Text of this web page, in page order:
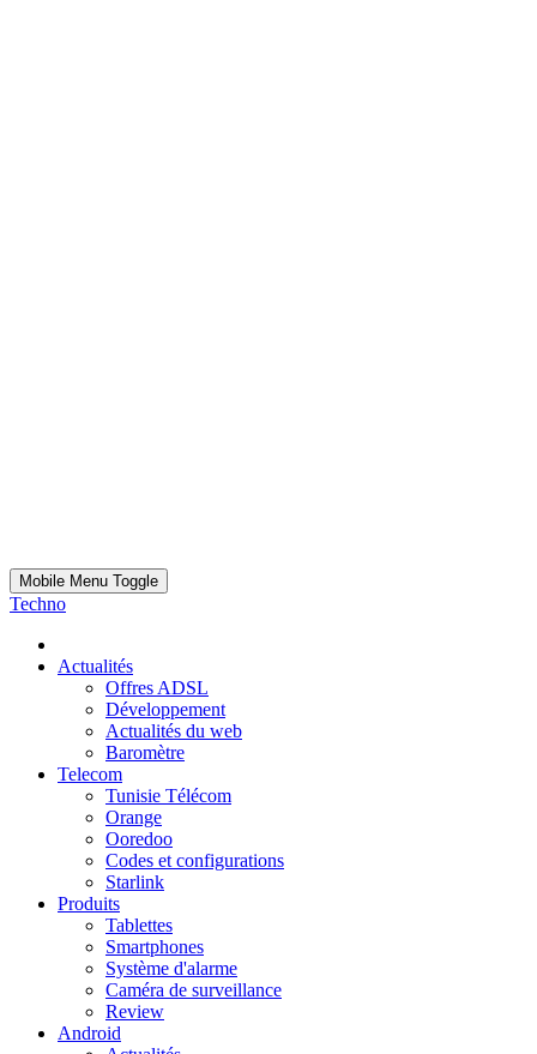
Mobile Menu Toggle
Techno
Actualités
Offres ADSL
Développement
Actualités du web
Baromètre
Telecom
Tunisie Télécom
Orange
Ooredoo
Codes et configurations
Starlink
Produits
Tablettes
Smartphones
Système d'alarme
Caméra de surveillance
Review
Android